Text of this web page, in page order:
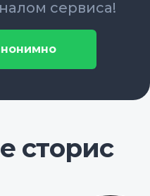
сервиса!
сторис